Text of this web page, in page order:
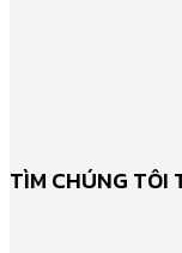
TÌM CHÚNG TÔI